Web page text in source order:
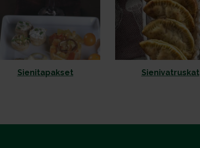
Sienitapakset Sienivatruskat